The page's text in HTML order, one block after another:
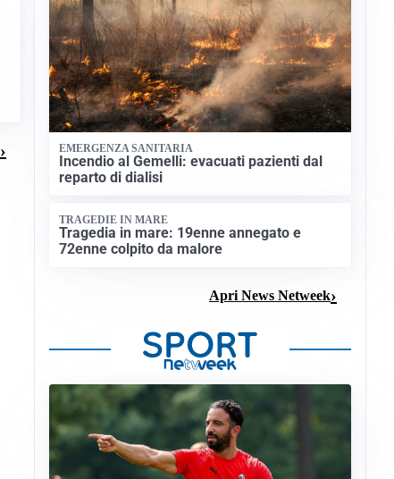
EMERGENZA SANITARIA
Incendio al Gemelli: evacuati pazienti dal
reparto di dialisi
TRAGEDIE IN MARE
Tragedia in mare: 19enne annegato e
72enne colpito da malore
Apri News Netweek